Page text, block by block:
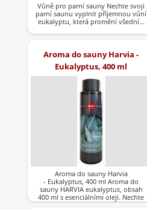
Vůně pro parní sauny Nechte svoji
parní saunu vyplnit příjemnou vůní
eukalyptu, která promění všední…
Aroma do sauny Harvia -
Eukalyptus, 400 ml
Aroma do sauny Harvia
- Eukalyptus, 400 ml Aroma do
sauny HARVIA eukalyptus, obsah
400 ml s esenciálními oleji. Nechte
svoji saunu vyplnit…